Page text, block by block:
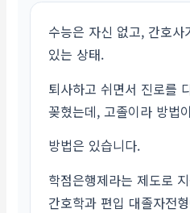
수능은 자신 없고, 간호
있는 상태.
퇴사하고 쉬면서 진로를
꽂혔는데, 고졸이라 방법
방법은 있습니다.
학점은행제라는 제도로
간호학과 편입 대졸자전